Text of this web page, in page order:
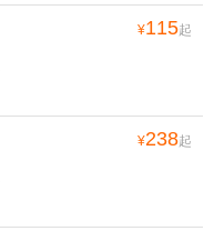
¥115起
¥238起